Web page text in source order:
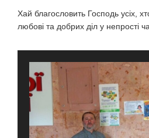
Хай благословить Господь усіх,
любові та добрих діл у непрості